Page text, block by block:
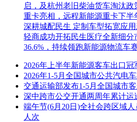
联 系 人：郑志航(代理)、许东(代理)
联系电话：18329107815、0571-
招标人：杭州市地铁集团有限责任公
招标代理机构：浙江同欣工程管理有
启，及杭州老旧柴油货车淘汰
重卡亮相，远程新能源重卡下
深耕城配民生 定制车型拓宽应
轻商成功开拓民生医疗全新细分
36.6%，持续领跑新能源物流车
2026年上半年新能源客车出口冠
2026年1-5月全国城市公共汽电
交通运输部发布1-5月全国城市
深中跨市公交开通两周年累计运
端午节(6月20日)全社会跨区域
人次